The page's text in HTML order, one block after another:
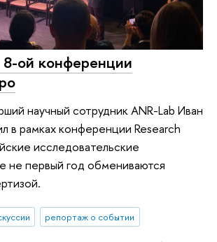
ой конференции
научный сотрудник ANR-Lab Иван
в рамках конференции Research
исследовательские
не первый год обмениваются
репортаж о событии